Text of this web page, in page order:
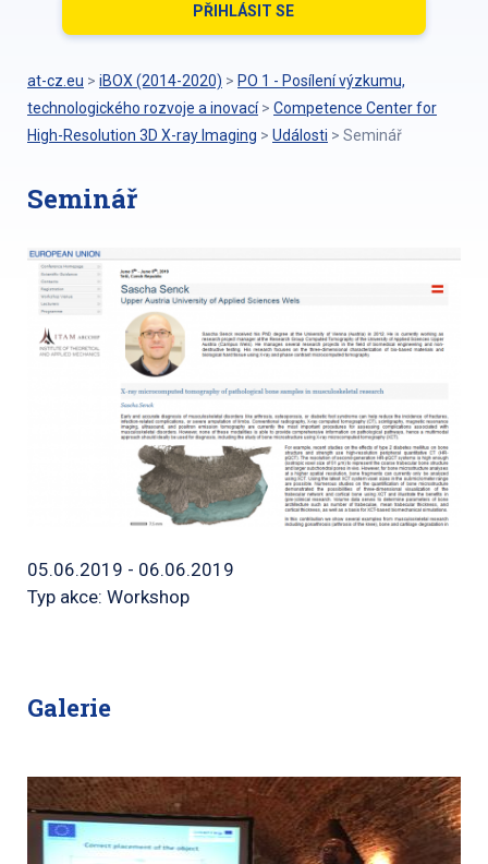
at-cz.eu > iBOX (2014-2020) > PO 1 - Posílení výzkumu,
technologického rozvoje a inovací > Competence Center for
High-Resolution 3D X-ray Imaging > Události > Seminář
Seminář
05.06.2019 - 06.06.2019
Typ akce: Workshop
Galerie